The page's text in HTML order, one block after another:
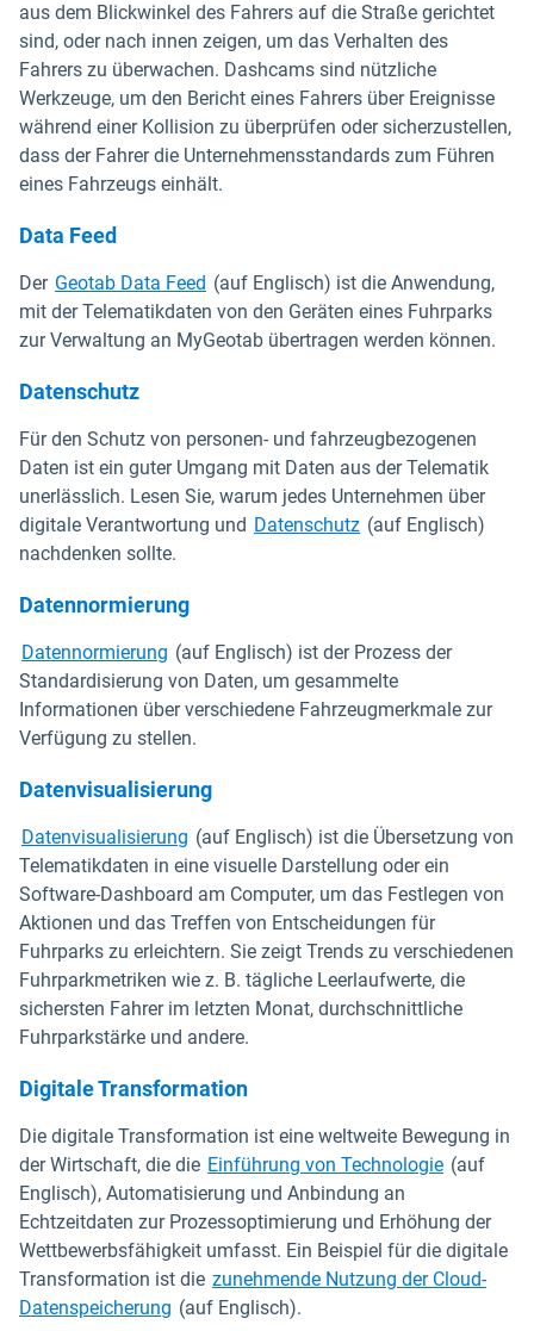
aus dem Blickwinkel des Fahrers auf die Straße gerichtet
sind, oder nach innen zeigen, um das Verhalten des
Fahrers zu überwachen. Dashcams sind nützliche
Werkzeuge, um den Bericht eines Fahrers über Ereignisse
während einer Kollision zu überprüfen oder sicherzustellen,
dass der Fahrer die Unternehmensstandards zum Führen
eines Fahrzeugs einhält.
Data Feed
Der Geotab Data Feed (auf Englisch) ist die Anwendung,
mit der Telematikdaten von den Geräten eines Fuhrparks
zur Verwaltung an MyGeotab übertragen werden können.
Datenschutz
Für den Schutz von personen- und fahrzeugbezogenen
Daten ist ein guter Umgang mit Daten aus der Telematik
unerlässlich. Lesen Sie, warum jedes Unternehmen über
digitale Verantwortung und Datenschutz (auf Englisch)
nachdenken sollte.
Datennormierung
Datennormierung (auf Englisch) ist der Prozess der
Standardisierung von Daten, um gesammelte
Informationen über verschiedene Fahrzeugmerkmale zur
Verfügung zu stellen.
Datenvisualisierung
Datenvisualisierung (auf Englisch) ist die Übersetzung von
Telematikdaten in eine visuelle Darstellung oder ein
Software-Dashboard am Computer, um das Festlegen von
Aktionen und das Treffen von Entscheidungen für
Fuhrparks zu erleichtern. Sie zeigt Trends zu verschiedenen
Fuhrparkmetriken wie z. B. tägliche Leerlaufwerte, die
sichersten Fahrer im letzten Monat, durchschnittliche
Fuhrparkstärke und andere.
Digitale Transformation
Die digitale Transformation ist eine weltweite Bewegung in
der Wirtschaft, die die Einführung von Technologie (auf
Englisch), Automatisierung und Anbindung an
Echtzeitdaten zur Prozessoptimierung und Erhöhung der
Wettbewerbsfähigkeit umfasst. Ein Beispiel für die digitale
Transformation ist die zunehmende Nutzung der Cloud-
Datenspeicherung (auf Englisch).